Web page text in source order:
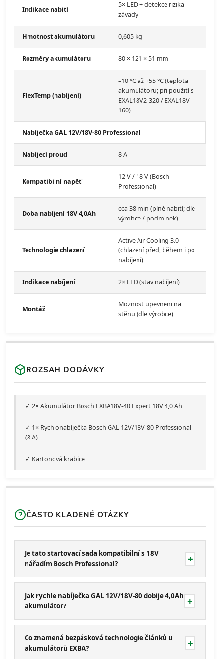
Indikace nabití
5× LED + detekce rizika
závady
Hmotnost akumulátoru 0,605 kg
Rozměry akumulátoru 80 × 121 × 51 mm
FlexTemp (nabíjení)
–10 °C až +55 °C (teplota
akumulátoru; při použití s
EXAL18V2-320 / EXAL18V-
160)
Nabíječka GAL 12V/18V-80 Professional
Nabíjecí proud 8 A
Kompatibilní napětí
12 V / 18 V (Bosch
Professional)
Doba nabíjení 18V 4,0Ah
cca 38 min (plné nabití; dle
výrobce / podmínek)
Technologie chlazení
Active Air Cooling 3.0
(chlazení před, během i po
nabíjení)
Indikace nabíjení 2× LED (stav nabíjení)
Montáž
Možnost upevnění na
stěnu (dle výrobce)
ROZSAH DODÁVKY
✓ 2× Akumulátor Bosch EXBA18V-40 Expert 18V 4,0 Ah
✓ 1× Rychlonabíječka Bosch GAL 12V/18V-80 Professional
(8 A)
✓ Kartonová krabice
ČASTO KLADENÉ OTÁZKY
Je tato startovací sada kompatibilní s 18V
nářadím Bosch Professional?
Jak rychle nabíječka GAL 12V/18V-80 dobije 4,0Ah
akumulátor?
Co znamená bezpásková technologie článků u
akumulátorů EXBA?